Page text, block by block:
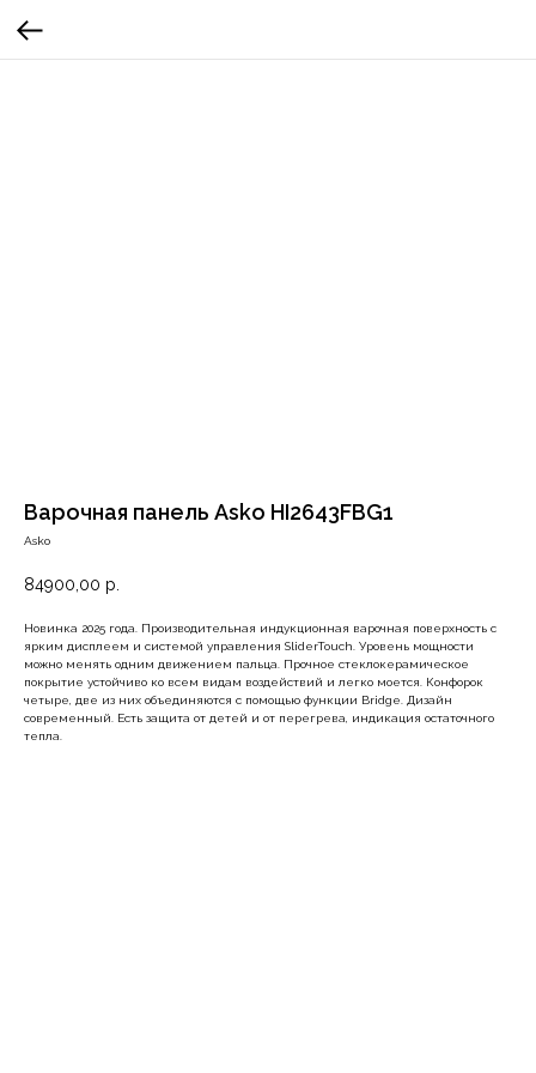
Варочная панель Asko HI2643FBG1
Asko
84900,00 р.
Новинка 2025 года. Производительная индукционная варочная поверхность с
ярким дисплеем и системой управления SliderTouch. Уровень мощности
можно менять одним движением пальца. Прочное стеклокерамическое
покрытие устойчиво ко всем видам воздействий и легко моется. Конфорок
четыре, две из них объединяются с помощью функции Bridge. Дизайн
современный. Есть защита от детей и от перегрева, индикация остаточного
тепла.